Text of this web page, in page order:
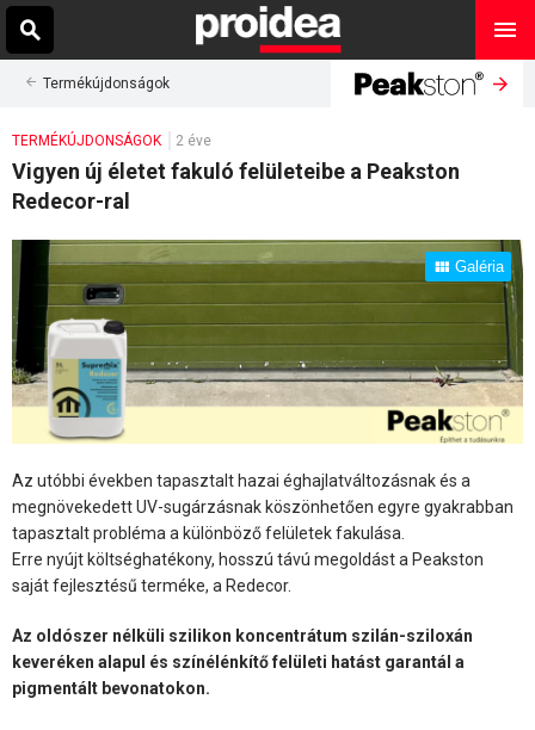
Termékújdonságok
TERMÉKÚJDONSÁGOK 2 éve
Vigyen új életet fakuló felületeibe a Peakston
Redecor-ral
Galéria
Az utóbbi években tapasztalt hazai éghajlatváltozásnak és a
megnövekedett UV-sugárzásnak köszönhetően egyre gyakrabban
tapasztalt probléma a különböző felületek fakulása.
Erre nyújt költséghatékony, hosszú távú megoldást a Peakston
saját fejlesztésű terméke, a Redecor.
Az oldószer nélküli szilikon koncentrátum szilán-sziloxán
keveréken alapul és színélénkítő felületi hatást garantál a
pigmentált bevonatokon.